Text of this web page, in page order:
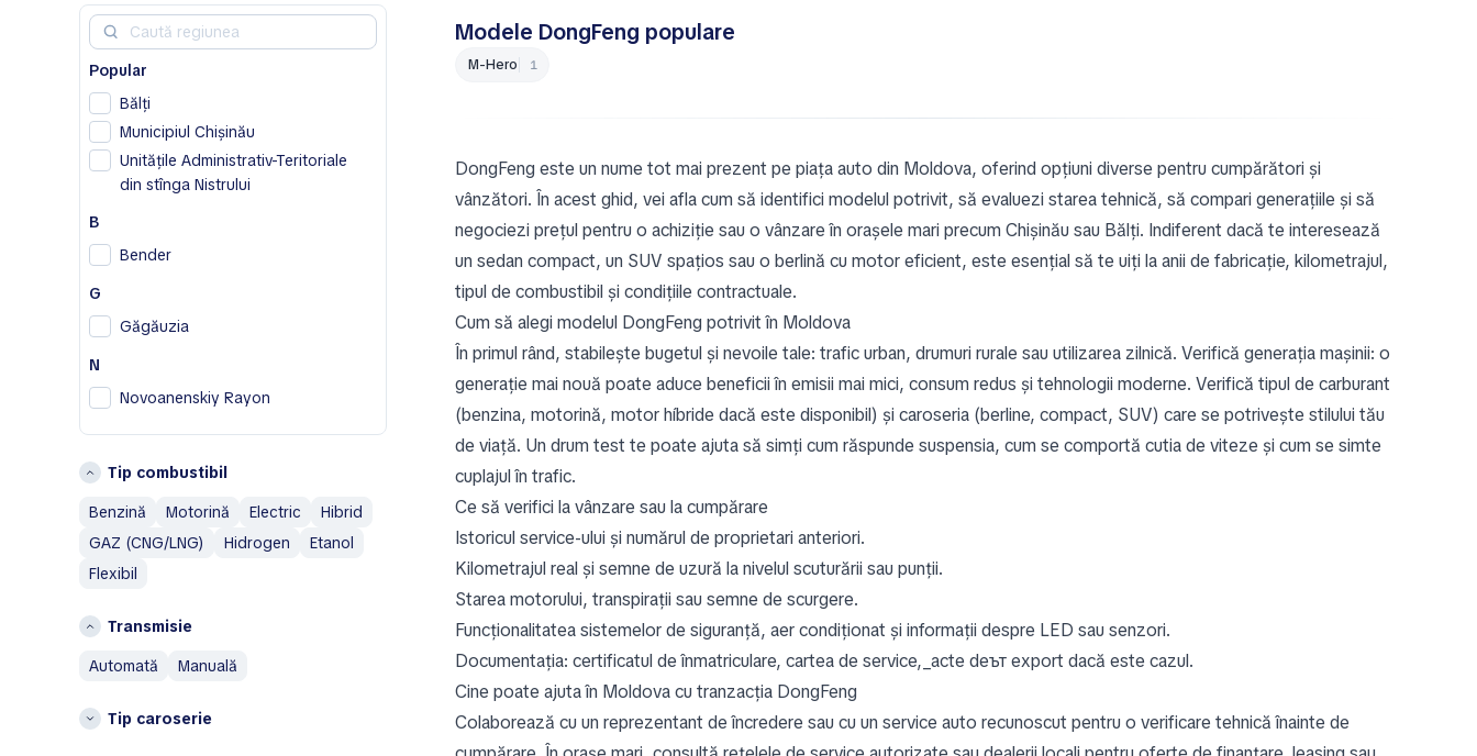
Avatr
B
BAIC
Bentley
Bestune
Buick
Cadillac
Chery
Citroen
Cupra
D
Daewoo
Denza
Dodge
DS
G
Popular
Bălţi
Municipiul Chișinău
Unitățile Administrativ-Teritoriale
din stînga Nistrului
B
Bender
G
Găgăuzia
N
Novoanenskiy Rayon
R
Raionul Dondușeni
Raionul Rezina
Bessarabskiy Rayon
Călăraşi
Chimishliyskiy Rayon
Tip combustibil
Benzină
Motorină Electric
Hibrid
GAZ (CNG/LNG)
Hidrogen
Etanol
Flexibil
Transmisie
automată
manuală
Tip caroserie
Modele DongFeng populare
M-Hero 1
DongFeng este un nume tot mai prezent pe piața auto din Moldova, oferind opțiuni diverse pentru cumpărători și
vânzători. În acest ghid, vei afla cum să identifici modelul potrivit, să evaluezi starea tehnică, să compari generațiile și să
negociezi prețul pentru o achiziție sau o vânzare în orașele mari precum Chișinău sau Bălți. Indiferent dacă te interesează
un sedan compact, un SUV spațios sau o berlină cu motor eficient, este esențial să te uiți la anii de fabricație, kilometrajul,
tipul de combustibil și condițiile contractuale.
Cum să alegi modelul DongFeng potrivit în Moldova
În primul rând, stabilește bugetul și nevoile tale: trafic urban, drumuri rurale sau utilizarea zilnică. Verifică generația mașinii: o
generație mai nouă poate aduce beneficii în emisii mai mici, consum redus și tehnologii moderne. Verifică tipul de carburant
(benzina, motorină, motor híbride dacă este disponibil) și caroseria (berline, compact, SUV) care se potrivește stilului tău
de viață. Un drum test te poate ajuta să simți cum răspunde suspensia, cum se comportă cutia de viteze și cum se simte
cuplajul în trafic.
Ce să verifici la vânzare sau la cumpărare
Istoricul service-ului și numărul de proprietari anteriori.
Kilometrajul real și semne de uzură la nivelul scuturării sau punții.
Starea motorului, transpirații sau semne de scurgere.
Funcționalitatea sistemelor de siguranță, aer condiționat și informații despre LED sau senzori.
Documentația: certificatul de înmatriculare, cartea de service,_acte deът export dacă este cazul.
Cine poate ajuta în Moldova cu tranzacția DongFeng
Colaborează cu un reprezentant de încredere sau cu un service auto recunoscut pentru o verificare tehnică înainte de